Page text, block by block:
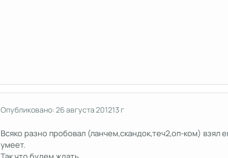
Опубликовано:26 августа 201213 г
Всяко разно пробовал (ланчем,скандок,теч2,оп-ком)
умеет.